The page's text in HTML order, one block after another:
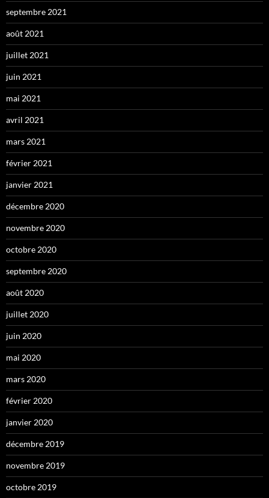
septembre 2021
août 2021
juillet 2021
juin 2021
mai 2021
avril 2021
mars 2021
février 2021
janvier 2021
décembre 2020
novembre 2020
octobre 2020
septembre 2020
août 2020
juillet 2020
juin 2020
mai 2020
mars 2020
février 2020
janvier 2020
décembre 2019
novembre 2019
octobre 2019